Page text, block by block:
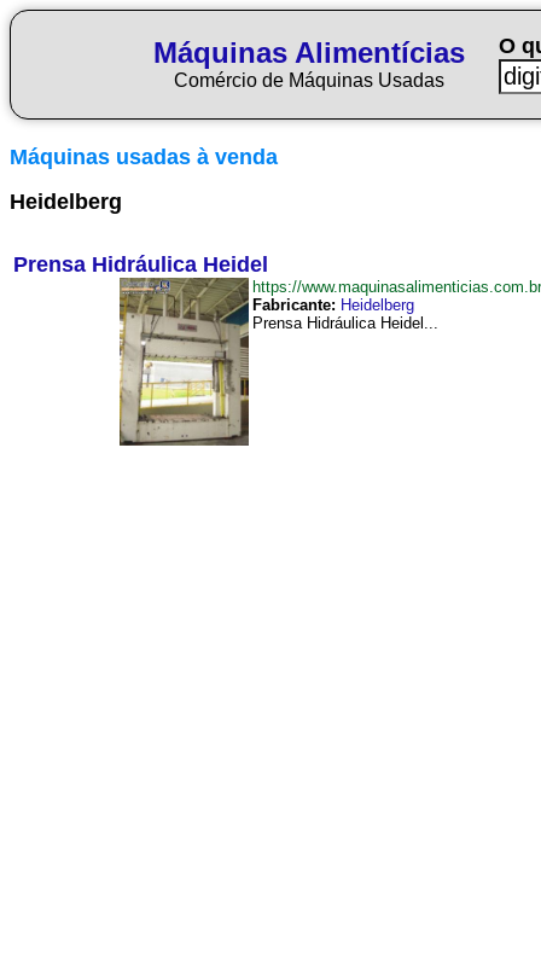
Máquinas Alimentícias
Comércio de Máquinas Usadas
O
Máquinas usadas à venda
Heidelberg
Prensa Hidráulica Heidel
https://
Fabricante: Heidelberg
Prensa Hidráulica Heidel...